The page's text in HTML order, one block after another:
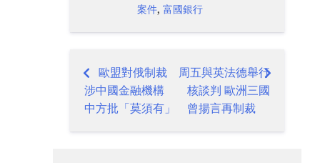
案件,富國銀行
Post
navigation
歐盟對俄制裁
涉中國金融機構
中方批「莫須有」
周五與英法德舉行
核談判 歐洲三國
曾揚言再制裁